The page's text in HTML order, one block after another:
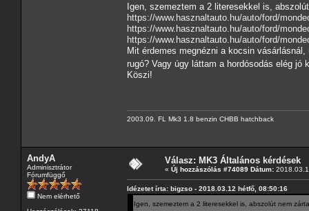
Igen, szemeztem a 2 literesekkel is,
https://www.hasznaltauto.hu/auto/ford/
https://www.hasznaltauto.hu/auto/ford/
https://www.hasznaltauto.hu/auto/ford/
Mit érdemes megnézni a kocsin
rugó? Vagy úgy láttam a hordósodás elég
Köszi!
2003.09. FL Mk3 1.8 benzin CHBB hatchback
AndyA
Adminisztrátor
Fórumfüggő
Nem elérhető
Válasz: MK3 Általános kérdések
« Új hozzászólás #74089 Dátum:
Idézetet írta: bigzso - 2018.03.12 hétfő, 08:50:16
Igen, szemeztem a 2 literesekkel is, abszolút nem